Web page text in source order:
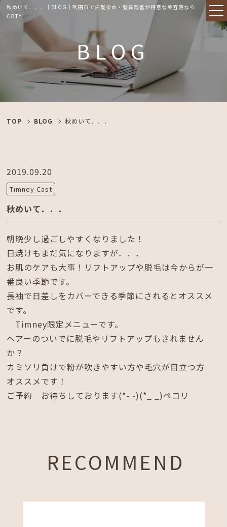
秋めいて．．．｜BLOG｜吹田市で白髪染め・髪質改善が得意な美容院なら
COTY
BLOG
TOP BLOG 秋めいて．．．
2019.09.20
Timney Cast
秋めいて．．．
朝晩少し過ごしやすくなりました！
日焼けもまだ気になりますが．．．
お肌のケアも大事！リフトアップや脱毛は今からが一
番良い季節です。
長袖で日差しをカバーできる季節にされるとオススメ
です。
Timney限定メニューです。
ヘアーのついでに脱毛やリフトアップもされません
か？
カミソリ負けで粉が吹きやすい方や毛穴が目立つ方
オススメです！
ご予約 お待ちしております(*- -)(*_ _)ペコリ
RECOMMEND